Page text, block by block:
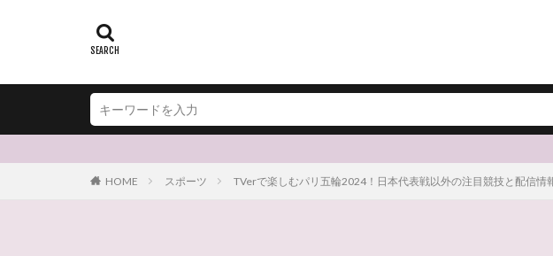
HOME スポーツ TVerで楽しむパリ五輪2024！日本代表戦以外の注目競技と配信情